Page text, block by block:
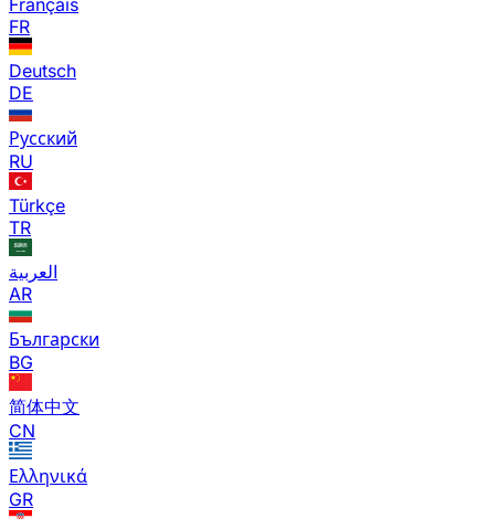
FR
Deutsch
DE
Русский
RU
Türkçe
TR
العربية
AR
Български
BG
简体中文
CN
Ελληνικά
GR